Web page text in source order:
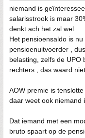
niemand is
salarisstrook is maar
denkt ach het zal wel
Het pensioensaldo is
pensioenuitvoerder ,
belasting, zelfs de UPO
rechters , das waard
AOW premie is
daar weet ook niemand
Dat iemand met een
bruto spaart op de